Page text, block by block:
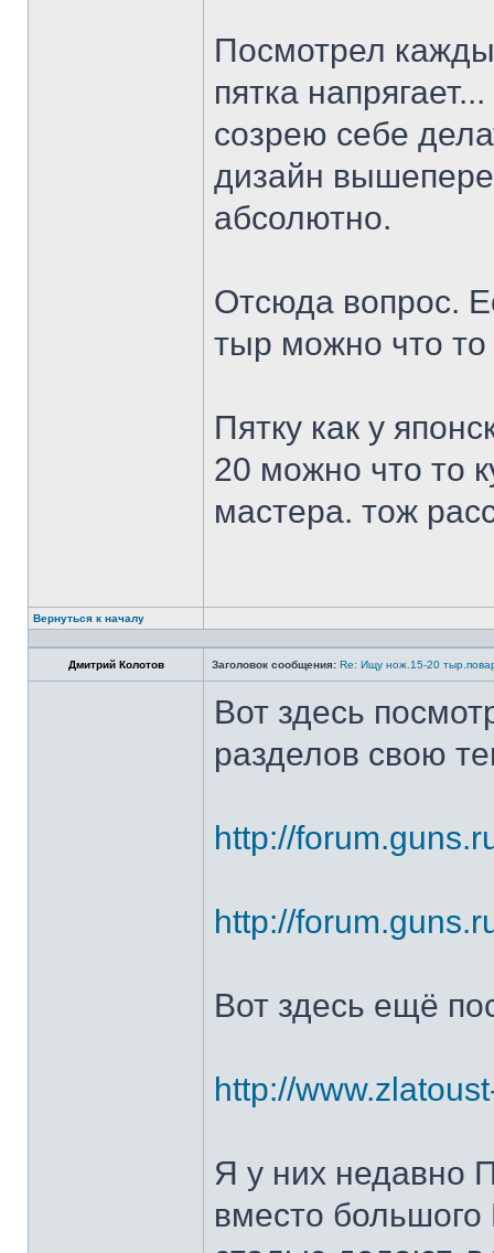
Посмотрел
пятка
созрею себе
дизайн
абсолютно.
Отсюда вопрос.
тыр можно что
Пятку как у
20 можно что то
мастера. тож
Вернуться к началу
Дмитрий Колотов Заголовок сообщения: Re: Ищу нож.15-20
Вот здесь
разделов свою
http://
http://
Вот здесь ещё
http://
Я у них недавно
вместо